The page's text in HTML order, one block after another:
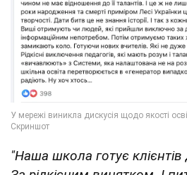
"Наша школа готує клієнтів